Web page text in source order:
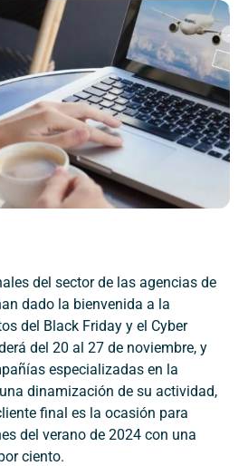
del sector de las agencias de
dado la bienvenida a la
del Black Friday y el Cyber
del 20 al 27 de noviembre, y
especializadas en la
dinamización de su actividad,
final es la ocasión para
del verano de 2024 con una
ciento.